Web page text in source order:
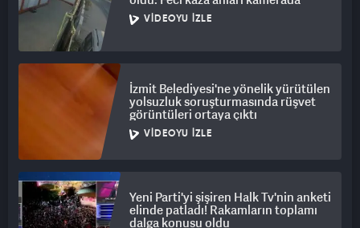
VIDEOYU İZLE
İzmit Belediyesi'ne yönelik yürütülen
yolsuzluk soruşturmasında rüşvet
görüntüleri ortaya çıktı
VIDEOYU İZLE
Yeni Parti'yi şişiren Halk Tv'nin anketi
elinde patladı! Rakamların toplamı
dalga konusu oldu